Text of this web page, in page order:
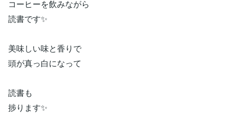
コーヒーを飲みながら
読書です✨
美味しい味と香りで
頭が真っ白になって
読書も
捗ります✨